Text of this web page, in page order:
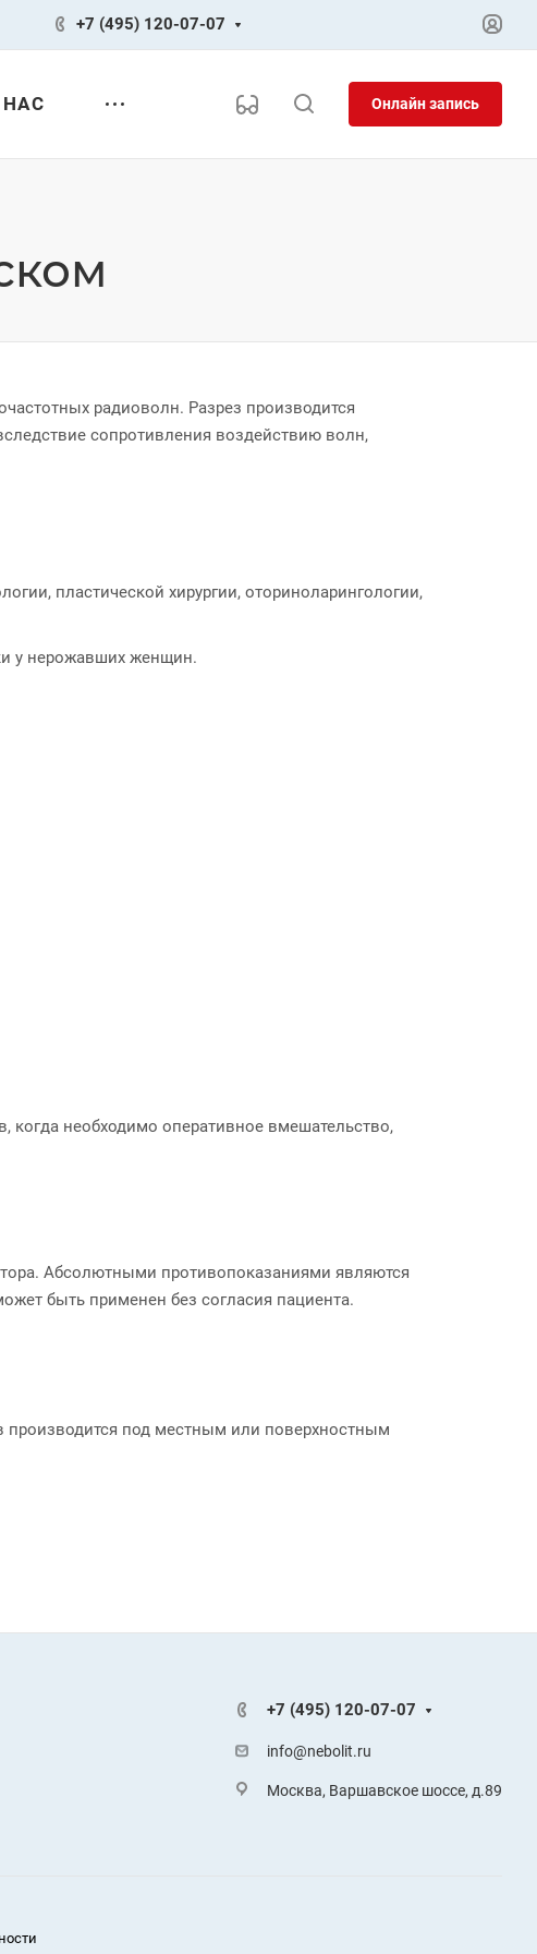
+7 (495) 120-07-07
Онлайн запись
радиоволн. Разрез производится
сопротивления воздействию волн,
пластической хирургии, оториноларингологии,
у нерожавших женщин.
необходимо оперативное вмешательство,
Абсолютными противопоказаниями являются
быть применен без согласия пациента.
под местным или поверхностным
+7 (495) 120-07-07
info@nebolit.ru
Москва, Варшавское шоссе, д.89